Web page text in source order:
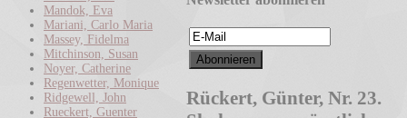
Mandok, Eva
Mariani, Carlo Maria
Massey, Fidelma
Mitchinson, Susan
Noyer, Catherine
Regenwetter, Monique
Ridgewell, John
Rueckert, Guenter
Rückert, Günter, Nr. 23.